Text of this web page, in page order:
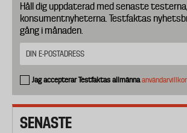
Håll dig uppdaterad med senaste
konsumentnyheterna. Testfaktas
gång i månaden.
Jag accepterar Testfaktas allmännaanvändarvillkor
SENASTE